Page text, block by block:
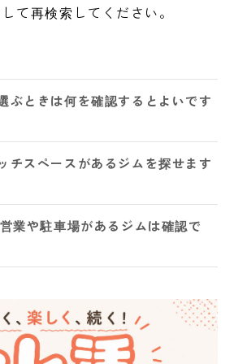
て再検索してください。
ぶときは何を確認するとよいです
チスペースがあるジムを探せます
業や駐車場があるジムは確認で